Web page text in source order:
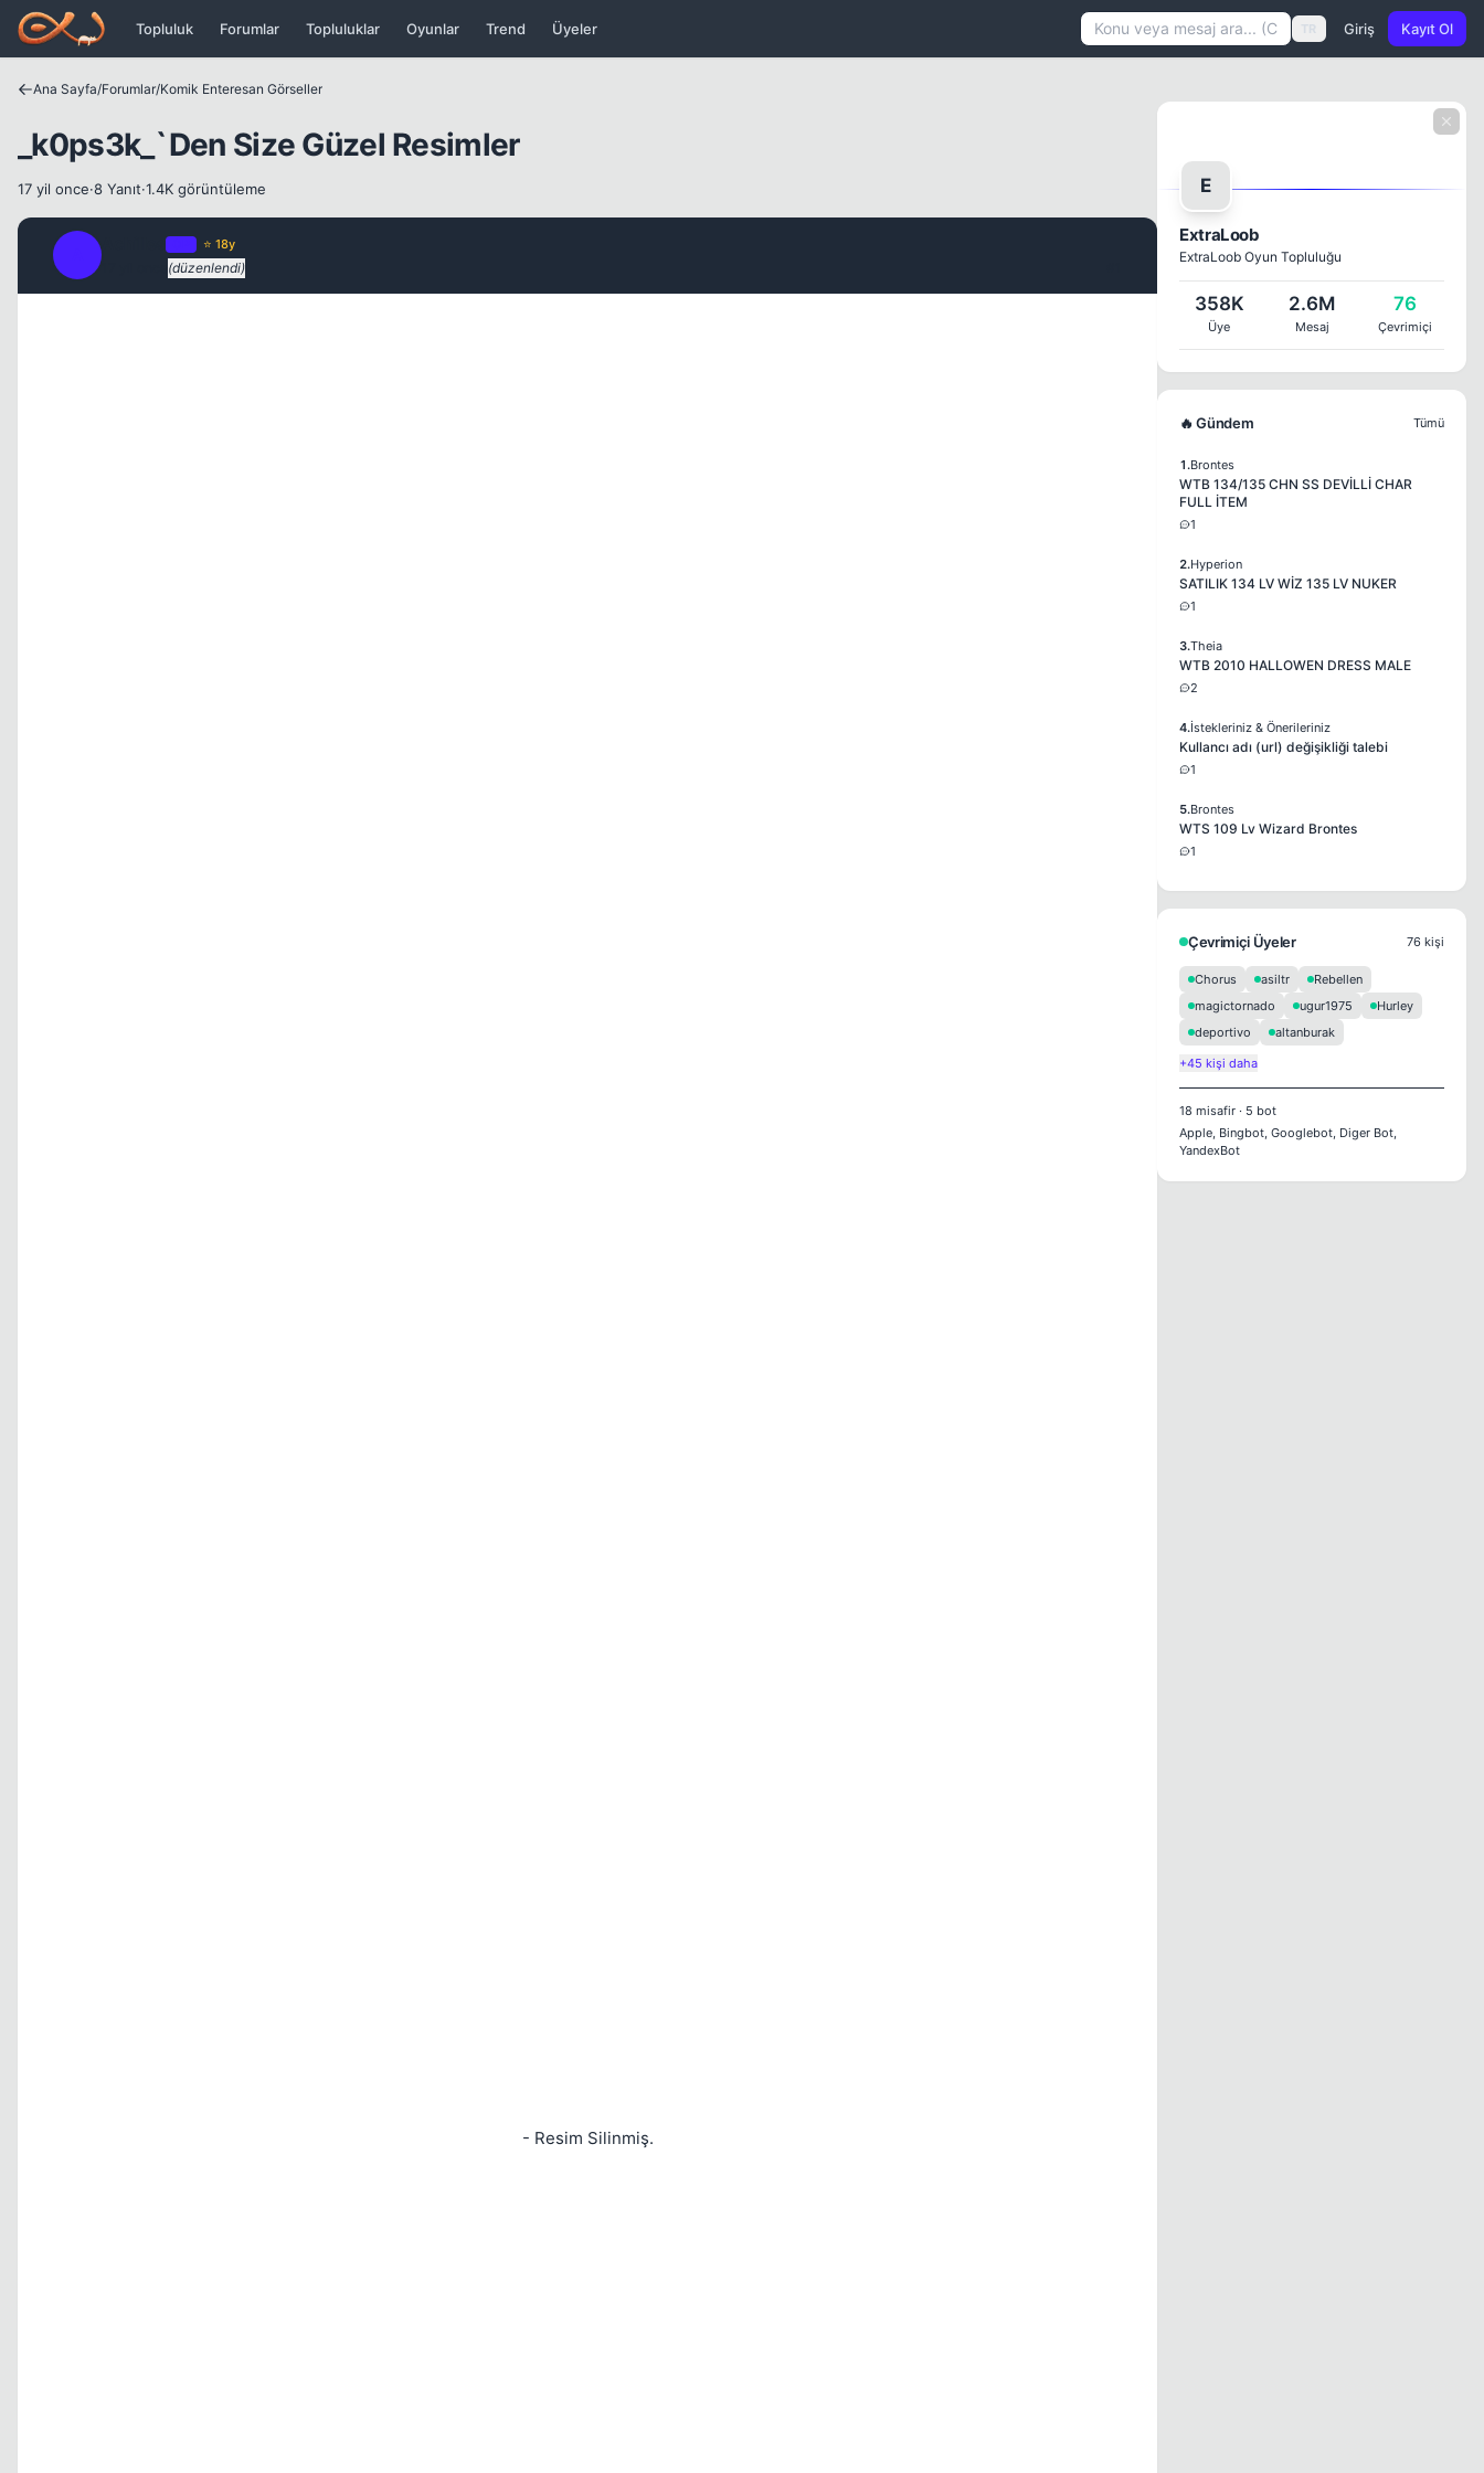
Icerige atla
Topluluk Forumlar Topluluklar Oyunlar Trend Üyeler TR Giriş Kayıt Ol
Ana Sayfa/Forumlar/Komik Enteresan Görseller
_k0ps3k_`Den Size Güzel Resimler
17 yil once·8 Yanıt·1.4K görüntüleme
⭐ 18y
(düzenlendi)
- Resim Silinmiş.
E
ExtraLoob
ExtraLoob Oyun Topluluğu
358K
Üye
2.6M
Mesaj
76
Çevrimiçi
🔥 Gündem Tümü
1.Brontes
WTB 134/135 CHN SS DEVİLLİ CHAR
FULL İTEM
1
2.Hyperion
SATILIK 134 LV WİZ 135 LV NUKER
1
3.Theia
WTB 2010 HALLOWEN DRESS MALE
2
4.İstekleriniz & Önerileriniz
Kullancı adı (url) değişikliği talebi
1
5.Brontes
WTS 109 Lv Wizard Brontes
1
Çevrimiçi Üyeler 76 kişi
Chorus asiltr
Rebellen
magictornado
ugur1975
Hurley
deportivo
altanburak
+45 kişi daha
18 misafir · 5 bot
Apple, Bingbot, Googlebot, Diger Bot,
YandexBot